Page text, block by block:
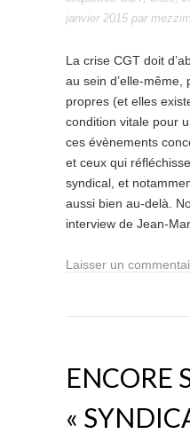
janvier 2015 par
La crise CGT doit
au sein d’elle-même,
propres (et elles
condition vitale pour
ces évènements
et ceux qui
syndical, et
aussi bien au-delà.
interview de Jean-
Laisser un
ENCORE
«